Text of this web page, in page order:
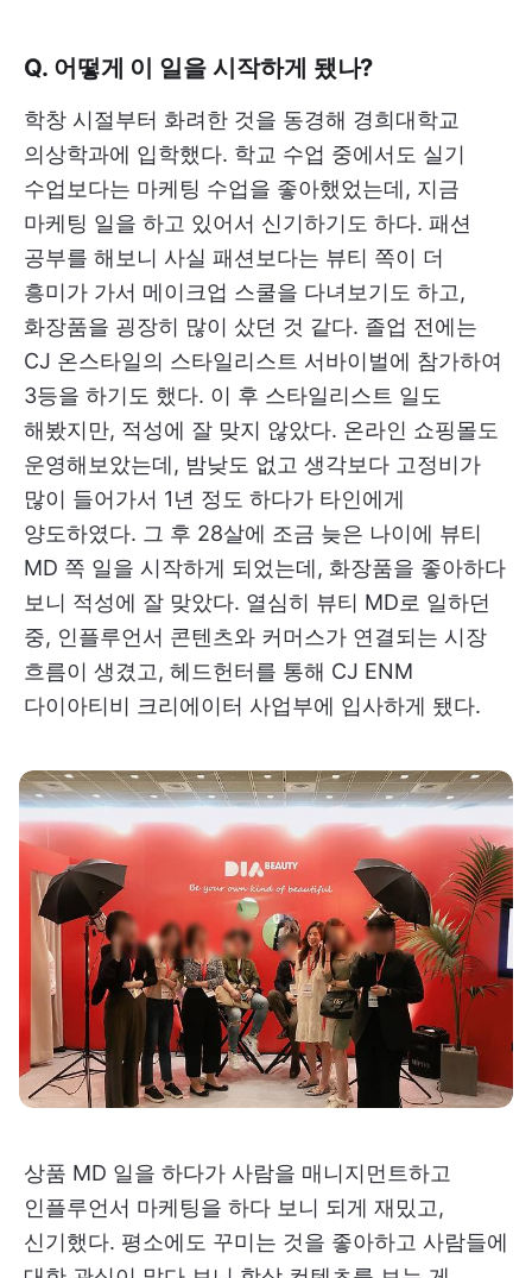
Q. 어떻게 이 일을 시작하게 됐나?
학창 시절부터 화려한 것을 동경해 경희대학교
의상학과에 입학했다. 학교 수업 중에서도 실기
수업보다는 마케팅 수업을 좋아했었는데, 지금
마케팅 일을 하고 있어서 신기하기도 하다. 패션
공부를 해보니 사실 패션보다는 뷰티 쪽이 더
흥미가 가서 메이크업 스쿨을 다녀보기도 하고,
화장품을 굉장히 많이 샀던 것 같다. 졸업 전에는
CJ 온스타일의 스타일리스트 서바이벌에 참가하여
3등을 하기도 했다. 이 후 스타일리스트 일도
해봤지만, 적성에 잘 맞지 않았다. 온라인 쇼핑몰도
운영해보았는데, 밤낮도 없고 생각보다 고정비가
많이 들어가서 1년 정도 하다가 타인에게
양도하였다. 그 후 28살에 조금 늦은 나이에 뷰티
MD 쪽 일을 시작하게 되었는데, 화장품을 좋아하다
보니 적성에 잘 맞았다. 열심히 뷰티 MD로 일하던
중, 인플루언서 콘텐츠와 커머스가 연결되는 시장
흐름이 생겼고, 헤드헌터를 통해 CJ ENM
다이아티비 크리에이터 사업부에 입사하게 됐다.
상품 MD 일을 하다가 사람을 매니지먼트하고
인플루언서 마케팅을 하다 보니 되게 재밌고,
신기했다. 평소에도 꾸미는 것을 좋아하고 사람들에